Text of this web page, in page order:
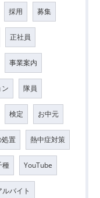
採用 募集
正社員
事業案内
ン 隊員
検定 お中元
処置 熱中症対策
種 YouTube
ルバイト